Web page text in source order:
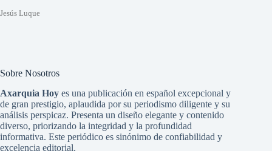
Jesús Luque
Sobre Nosotros
Axarquia Hoy es una publicación en español excepcional y
de gran prestigio, aplaudida por su periodismo diligente y su
análisis perspicaz. Presenta un diseño elegante y contenido
diverso, priorizando la integridad y la profundidad
informativa. Este periódico es sinónimo de confiabilidad y
excelencia editorial.